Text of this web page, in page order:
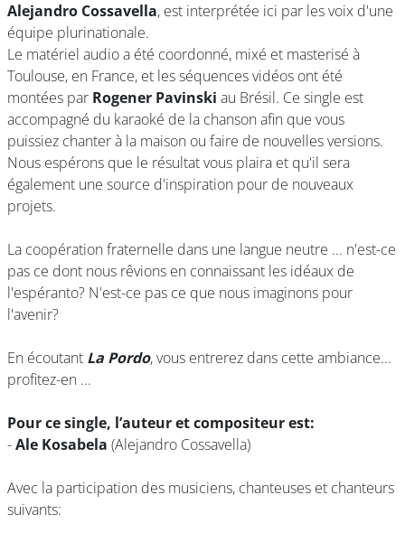
Alejandro Cossavella, est interprétée ici par les voix d'une
équipe plurinationale.
Le matériel audio a été coordonné, mixé et masterisé à
Toulouse, en France, et les séquences vidéos ont été
montées par Rogener Pavinski au Brésil. Ce single est
accompagné du karaoké de la chanson afin que vous
puissiez chanter à la maison ou faire de nouvelles versions.
Nous espérons que le résultat vous plaira et qu'il sera
également une source d'inspiration pour de nouveaux
projets.
La coopération fraternelle dans une langue neutre ... n'est-ce
pas ce dont nous rêvions en connaissant les idéaux de
l'espéranto? N'est-ce pas ce que nous imaginons pour
l'avenir?
En écoutant La Pordo, vous entrerez dans cette ambiance...
profitez-en ...
Pour ce single, l’auteur et compositeur est:
-Ale Kosabela (Alejandro Cossavella)
Avec la participation des musiciens, chanteuses et chanteurs
suivants: